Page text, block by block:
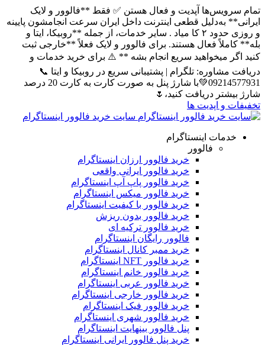
آپدیت و فعال هستن ✅ فقط **فالوور و لایک
به‌دلیل قطعی اینترنت داخل ایران سرعت انجامشون پایینه
و روزی حدود ۲ کا میاد . سایر خدمات، از جمله **روبیکا، ایتا و
فعال هستند. برای فالوور و لایک فعلاً **خارجی ثبت
میخواهید سریع انجام بشه ** ⚠️ برای خرید خدمات و
تلگرام | پشتیبانی سریع در روبیکا و ایتا 📞
09214577931💚با شارژ پنل به صورت کارت به کارت 20 درصد
دریافت کنید،🌷
و اپدیت ها
سایت خرید فالوور اینستاگرام
اینستاگرام
خرید فالوور ارزان اینستاگرام
خرید فالوور ایرانی واقعی
خرید فالوور پاپ آپ اینستاگرام
خرید فالوور میکس اینستاگرام
خرید فالوور با کیفیت اینستاگرام
خرید فالوور بدون ریزش
خرید فالوور ترکیه ای
فالوور رایگان اینستاگرام
خرید ممبر کانال اینستاگرام
خرید فالوور NFT اینستاگرام
خرید فالوور خانم اینستاگرام
خرید فالوور عربی اینستاگرام
خرید فالوور خارجی اینستاگرام
خرید فالوور فیک اینستاگرام
خرید فالوور شهری اینستاگرام
پنل فالوور بینهایت اینستاگرام
خرید پنل فالوور ایرانی اینستاگرام